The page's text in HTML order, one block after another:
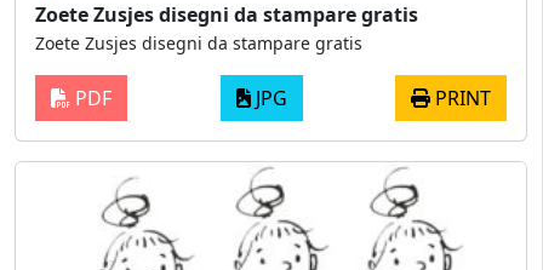
Zoete Zusjes disegni da stampare gratis
Zoete Zusjes disegni da stampare gratis
PDF JPG PRINT